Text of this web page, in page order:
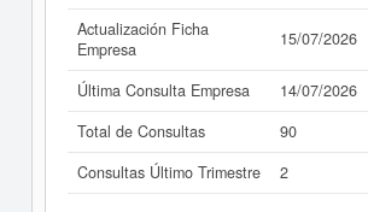
Actualización Ficha
Empresa
15/07/2026
Última Consulta Empresa
14/07/2026
Total de Consultas
90
Consultas Último Trimestre
2